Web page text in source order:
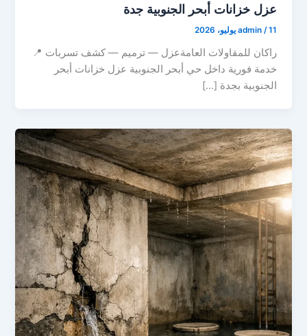
عزل خزانات أبحر الجنوبية جدة
admin /11 يوليو، 2026
راكان للمقاولات العامةعزل — ترميم — كشف تسربات 📍
خدمة فورية داخل حي أبحر الجنوبية عزل خزانات أبحر
الجنوبية بجدة […]